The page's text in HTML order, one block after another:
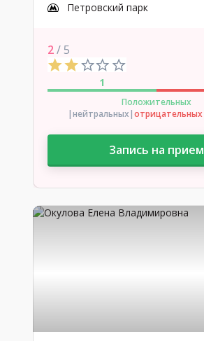
Петровский парк
2/ 5
1
Положительных
|нейтральных|отрицательных
Запись на прием